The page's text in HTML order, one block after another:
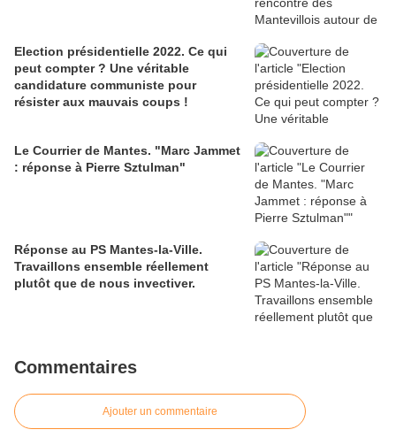
Election présidentielle 2022. Ce qui
peut compter ? Une véritable
candidature communiste pour
résister aux mauvais coups !
Le Courrier de Mantes. "Marc Jammet
: réponse à Pierre Sztulman"
Réponse au PS Mantes-la-Ville.
Travaillons ensemble réellement
plutôt que de nous invectiver.
Commentaires
Ajouter un commentaire